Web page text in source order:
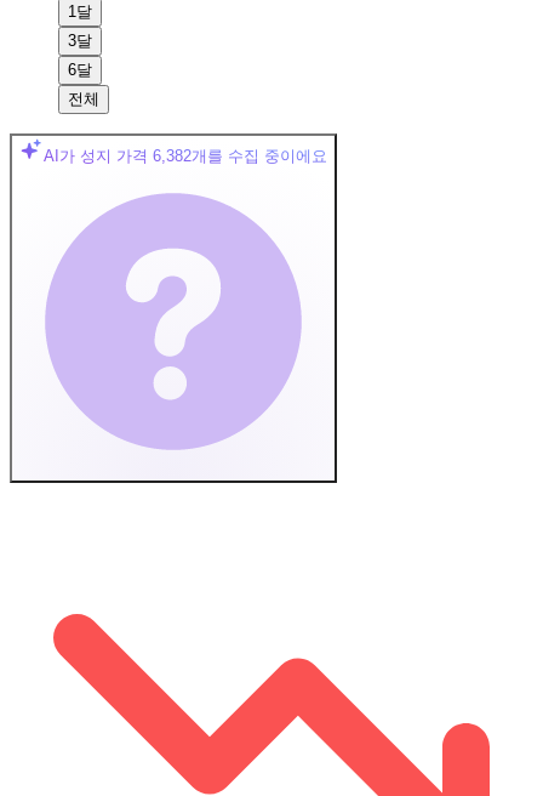
1달
3달
6달
전체
AI가 성지 가격 6,382개를 수집 중이에요